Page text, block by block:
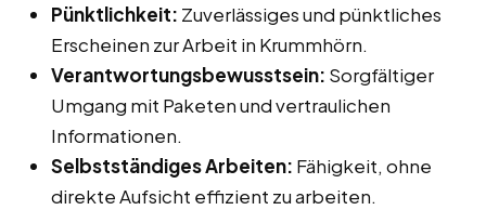
Pünktlichkeit: Zuverlässiges und pünktliches
Erscheinen zur Arbeit in Krummhörn.
Verantwortungsbewusstsein: Sorgfältiger
Umgang mit Paketen und vertraulichen
Informationen.
Selbstständiges Arbeiten: Fähigkeit, ohne
direkte Aufsicht effizient zu arbeiten.